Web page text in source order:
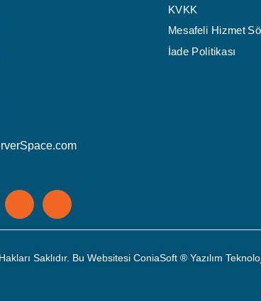
KVKK
Mesafeli Hizmet
İade Politikası
Saklıdır. Bu Websitesi ConiaSoft ® Yazılım